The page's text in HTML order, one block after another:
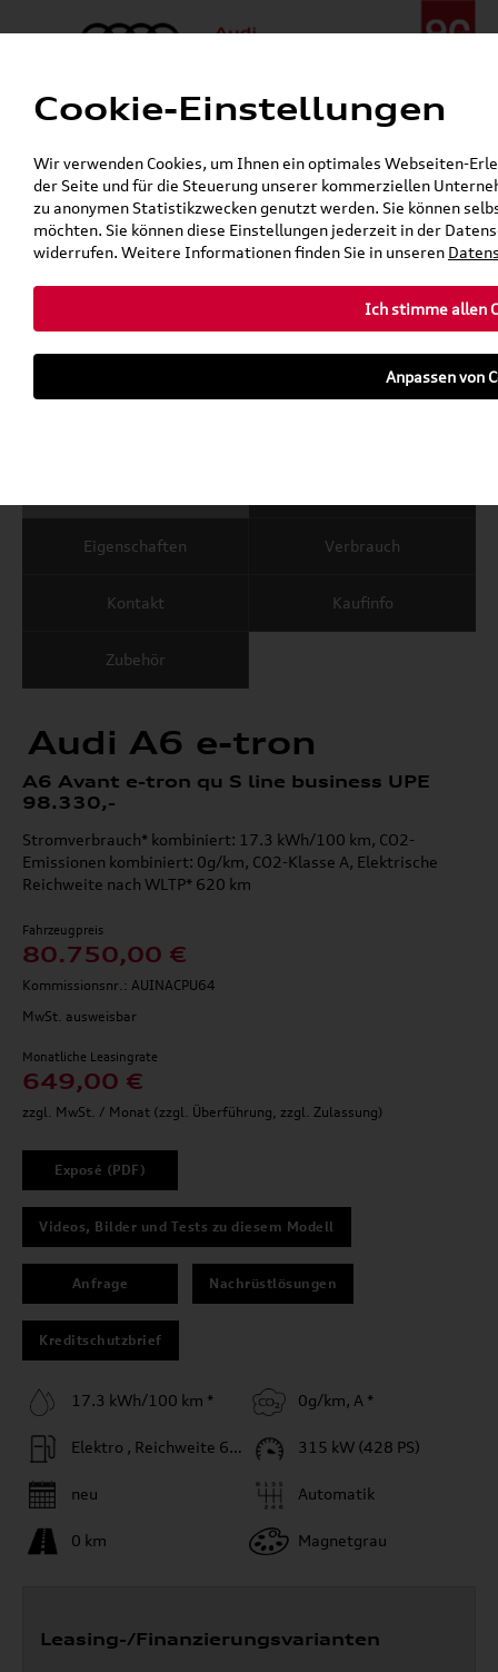
Menü
24h-Pannenhilfe:+49 (0)171 / 870 72 87
Gerade geschlossen
Verkauf:
Mo. - Fr. 08:00 - 19:00 Uhr Sa. 09:00 - 13:00 Uhr
Service:Mo. - Fr. 06:00 - 20:00 Uhr Sa. 08:00 - 13:00 Uhr
Fahrzeug
Parkhaus
Eigenschaften Verbrauch
Kontakt Kaufinfo
Zubehör
Audi A6 e-tron
A6 Avant e-tron qu S line business UPE
98.330,-
Stromverbrauch* kombiniert: 17.3 kWh/100 km, CO2-
Emissionen kombiniert: 0g/km, CO2-Klasse A, Elektrische
Reichweite nach WLTP* 620 km
Fahrzeugpreis
80.750,00 €
Kommissionsnr.: AUINACPU64
MwSt. ausweisbar
Monatliche Leasingrate
649,00 €
zzgl. MwSt. / Monat (zzgl. Überführung, zzgl. Zulassung)
Exposé (PDF)
Videos, Bilder und Tests zu diesem Modell
Anfrage Nachrüstlösungen
Kreditschutzbrief
17.3 kWh/100 km *
Elektro , Reichweite 620 km
neu
0 km
0g/km, A *
315 kW (428 PS)
Automatik
Magnetgrau
Leasing-/Finanzierungsvarianten
Cookie-Einstellungen
Wir verwenden Cookies, um Ihnen ein optimales Webseiten-
der Seite und für die Steuerung unserer kommerziellen
zu anonymen Statistikzwecken genutzt werden. Sie können
möchten. Sie können diese Einstellungen jederzeit in der
widerrufen. Weitere Informationen finden Sie in unseren
Ich stimme allen
Anpassen von